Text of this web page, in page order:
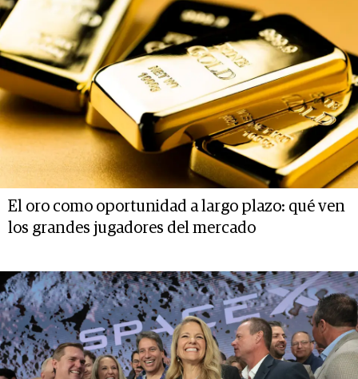
El oro como oportunidad a largo plazo: qué ven
los grandes jugadores del mercado